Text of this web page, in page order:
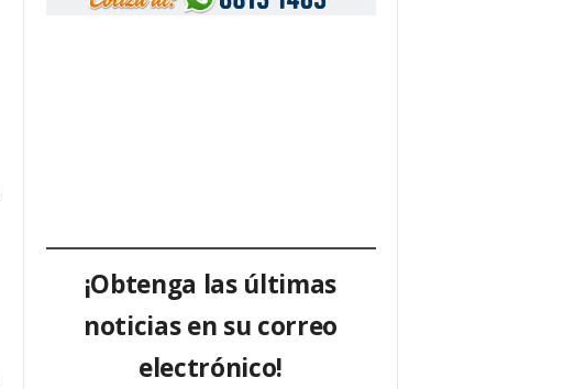
¡Obtenga las últimas
noticias en su correo
electrónico!